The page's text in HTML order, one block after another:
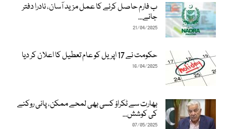
ب فارم حاصل کرنے کا عمل مزید آسان، نادرا دفتر
جانے...
21/04/2025
حکومت نے 17 اپریل کو عام تعطیل کا اعلان کر دیا
16/04/2025
بھارت سے ٹکراؤ کسی بھی لمحے ممکن، پانی روکنے
کی کوشش...
07/05/2025